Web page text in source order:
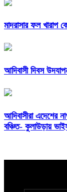
মাদরাসার ফল খারাপ
আদিবাসী দিবস
আদিবাসীরা এদেশের
বঞ্চিত- কুলাউড়ায়